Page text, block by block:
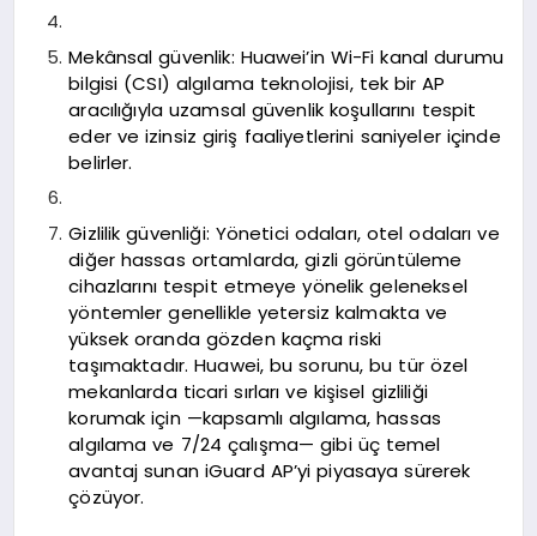
Mekânsal güvenlik: Huawei’in Wi-Fi kanal durumu
bilgisi (CSI) algılama teknolojisi, tek bir AP
aracılığıyla uzamsal güvenlik koşullarını tespit
eder ve izinsiz giriş faaliyetlerini saniyeler içinde
belirler.
Gizlilik güvenliği: Yönetici odaları, otel odaları ve
diğer hassas ortamlarda, gizli görüntüleme
cihazlarını tespit etmeye yönelik geleneksel
yöntemler genellikle yetersiz kalmakta ve
yüksek oranda gözden kaçma riski
taşımaktadır. Huawei, bu sorunu, bu tür özel
mekanlarda ticari sırları ve kişisel gizliliği
korumak için —kapsamlı algılama, hassas
algılama ve 7/24 çalışma— gibi üç temel
avantaj sunan iGuard AP’yi piyasaya sürerek
çözüyor.